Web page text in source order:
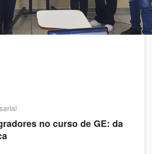
no curso de GE: da